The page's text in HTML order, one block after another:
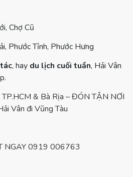
Chợ Cũ
Phước Tỉnh, Phước Hưng
, hay du lịch cuối tuần, Hải Vân
TP.HCM & Bà Rịa – ĐÓN TẬN NƠI
Vân đi Vũng Tàu
NGAY 0919 006763